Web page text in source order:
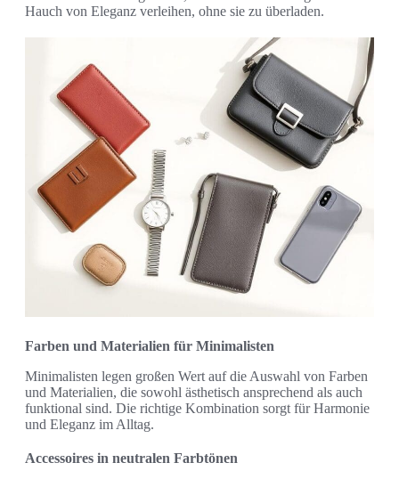
Hauch von Eleganz verleihen, ohne sie zu überladen.
Farben und Materialien für Minimalisten
Minimalisten legen großen Wert auf die Auswahl von Farben
und Materialien, die sowohl ästhetisch ansprechend als auch
funktional sind. Die richtige Kombination sorgt für Harmonie
und Eleganz im Alltag.
Accessoires in neutralen Farbtönen